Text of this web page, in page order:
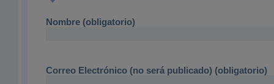
Nombre (obligatorio)
Correo Electrónico (no será publicado) (obligatorio)